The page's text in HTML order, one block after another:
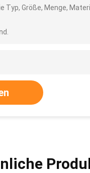
Typ, Größe, Menge,